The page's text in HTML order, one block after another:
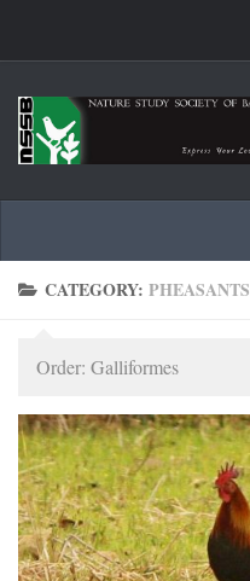
CATEGORY: PHEASANTS
Order: Galliformes